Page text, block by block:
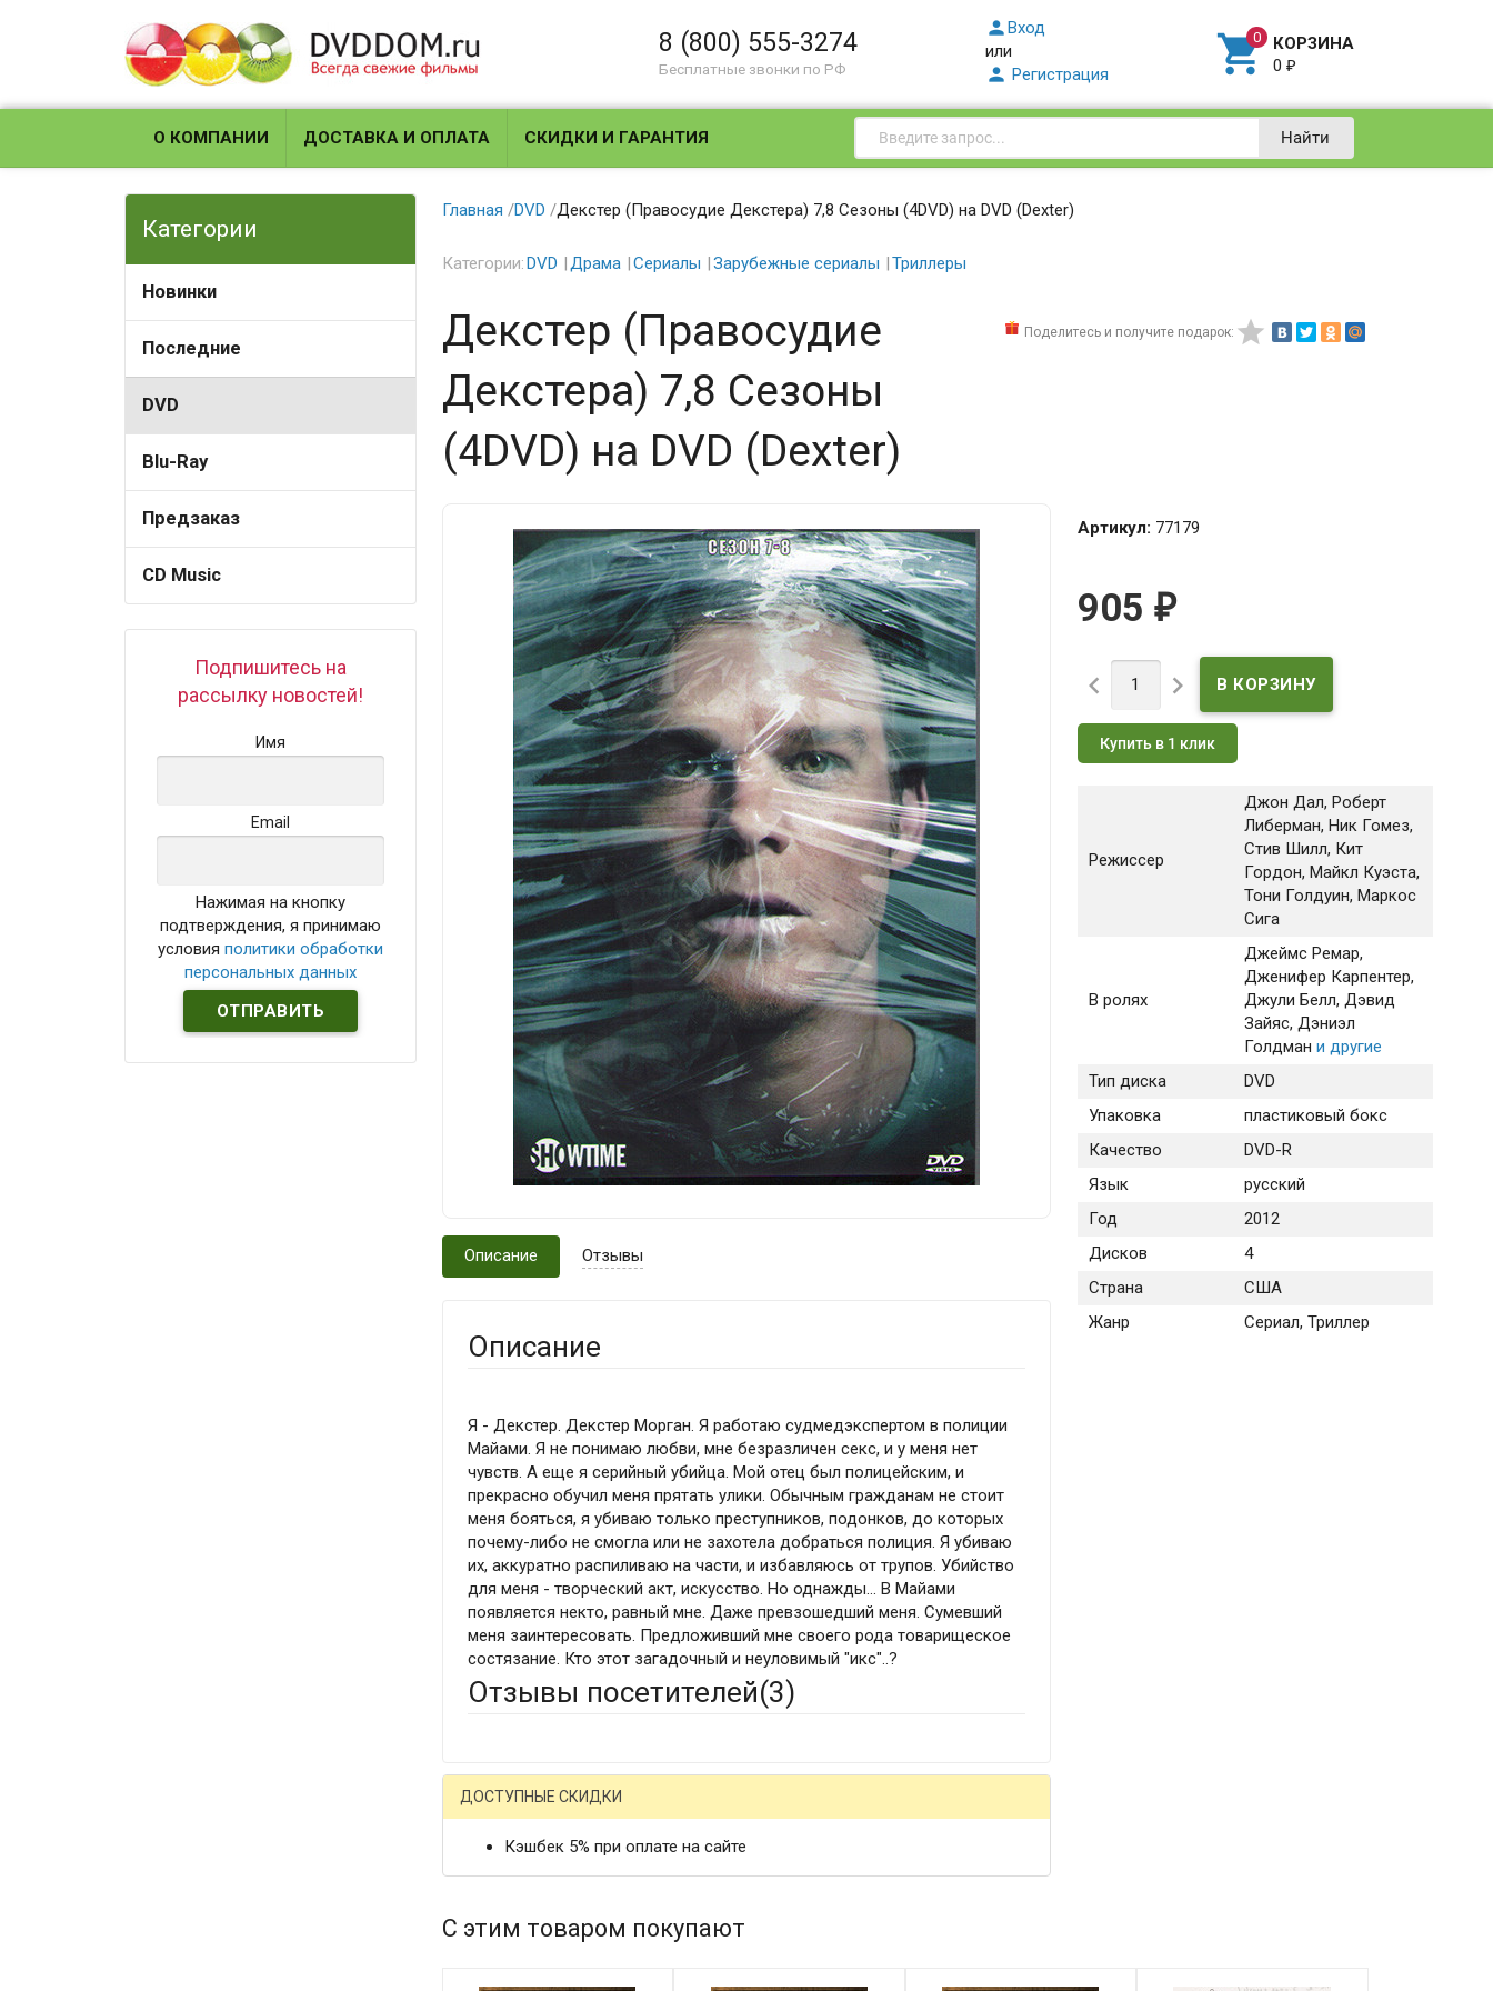
8 (800) 555-3274
Бесплатные звонки по РФ
Вход
или
 Регистрация  КОРЗИНА
0₽
О КОМПАНИИ ДОСТАВКА И ОПЛАТА СКИДКИ И ГАРАНТИЯ Найти
Категории
Новинки
Последние
DVD
Blu-Ray
Предзаказ
CD Music
Подпишитесь на
рассылку новостей!
Имя
Email
Нажимая на кнопку
подтверждения, я принимаю
условияполитики обработки
персональных данных
Главная /DVD /Декстер (Правосудие Декстера) 7,8 Сезоны (4DVD) на DVD (Dexter)
Категории:DVD Драма Сериалы Зарубежные сериалы Триллеры
Поделитесь и получите подарок: 
Декстер (Правосудие
Декстера) 7,8 Сезоны
(4DVD) на DVD (Dexter)
Артикул: 77179
905 ₽
 
Купить в 1 клик
Режиссер
Джон Дал, Роберт
Либерман, Ник Гомез,
Стив Шилл, Кит
Гордон, Майкл Куэста,
Тони Голдуин, Маркос
Сига
В ролях
Джеймс Ремар,
Дженифер Карпентер,
Джули Белл, Дэвид
Зайяс, Дэниэл
Голдман и другие
Тип диска
DVD
Упаковка
пластиковый бокс
Качество
DVD-R
Язык
русский
Год
2012
Дисков
4
Страна
США
Жанр
Сериал, Триллер
Описание Отзывы
Описание
Я - Декстер. Декстер Морган. Я работаю судмедэкспертом в полиции
Майами. Я не понимаю любви, мне безразличен секс, и у меня нет
чувств. А еще я серийный убийца. Мой отец был полицейским, и
прекрасно обучил меня прятать улики. Обычным гражданам не стоит
меня бояться, я убиваю только преступников, подонков, до которых
почему-либо не смогла или не захотела добраться полиция. Я убиваю
их, аккуратно распиливаю на части, и избавляюсь от трупов. Убийство
для меня - творческий акт, искусство. Но однажды... В Майами
появляется некто, равный мне. Даже превзошедший меня. Сумевший
меня заинтересовать. Предложивший мне своего рода товарищеское
состязание. Кто этот загадочный и неуловимый "икс"..?
Отзывы посетителей(3)
ДОСТУПНЫЕ СКИДКИ
Кэшбек 5% при оплате на сайте
С этим товаром покупают